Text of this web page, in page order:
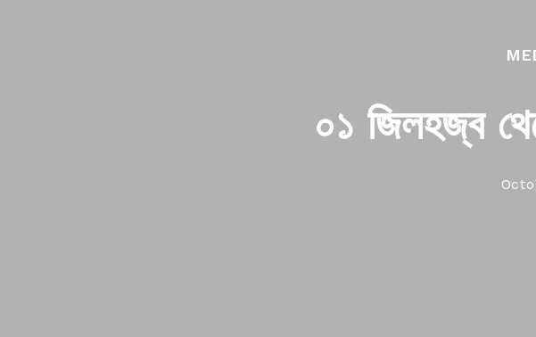
০১ জিলহজ্ব